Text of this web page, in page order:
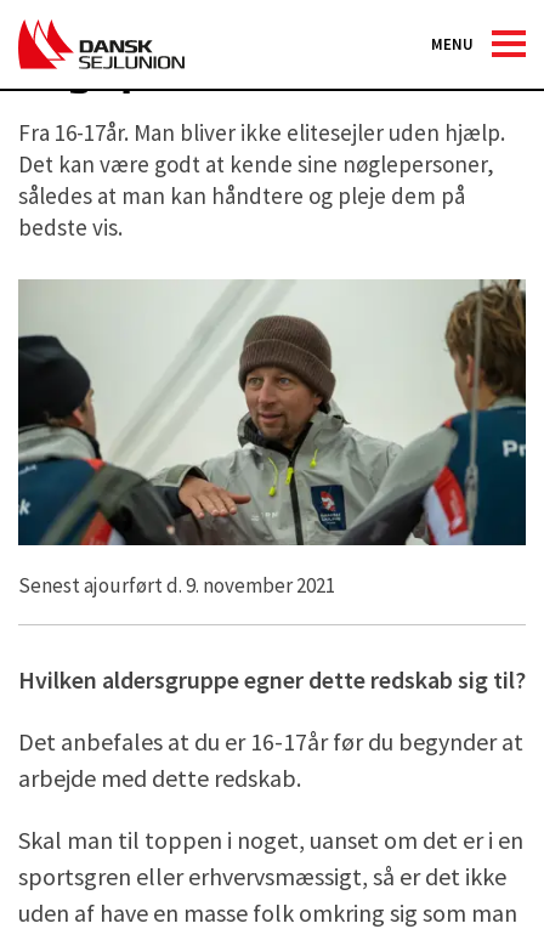
MENU
Nøglepersoner
Fra 16-17år. Man bliver ikke elitesejler uden hjælp.
Det kan være godt at kende sine nøglepersoner,
således at man kan håndtere og pleje dem på
bedste vis.
Senest ajourført d. 9. november 2021
Hvilken aldersgruppe egner dette redskab sig til?
Det anbefales at du er 16-17år før du begynder at
arbejde med dette redskab.
Skal man til toppen i noget, uanset om det er i en
sportsgren eller erhvervsmæssigt, så er det ikke
uden af have en masse folk omkring sig som man